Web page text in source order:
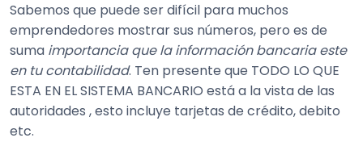
Sabemos que puede ser difícil para muchos
emprendedores mostrar sus números, pero es de
suma importancia que la información bancaria este
en tu contabilidad. Ten presente que TODO LO QUE
ESTA EN EL SISTEMA BANCARIO está a la vista de las
autoridades , esto incluye tarjetas de crédito, debito
etc.